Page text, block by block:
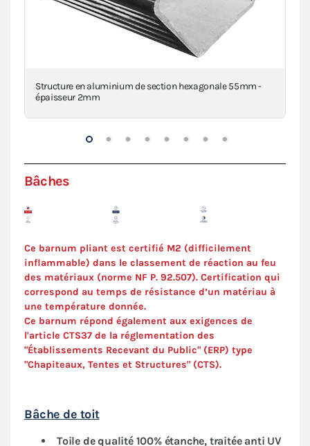
Structure en aluminium de section hexagonale 55mm -
épaisseur 2mm
Bâches
Ce barnum pliant est certifié M2 (difficilement
inflammable) dans le classement de réaction au feu
des matériaux (norme NF P. 92.507). Certification qui
correspond au temps de résistance d’un matériau à
une température donnée.
Ce barnum répond également aux exigences de
l'article CTS37 de la réglementation des
"Établissements Recevant du Public" (ERP) type
"Chapiteaux, Tentes et Structures" (CTS).
Bâche de toit
Toile de qualité 100% étanche, traitée anti UV